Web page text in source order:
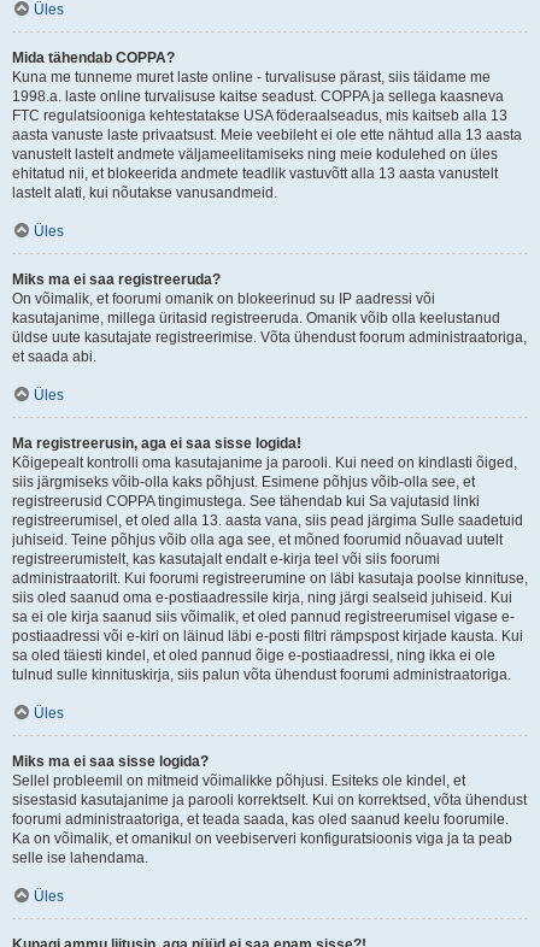
Üles
Mida tähendab COPPA?
Kuna me tunneme muret laste online - turvalisuse pärast, siis täidame me
1998.a. laste online turvalisuse kaitse seadust. COPPA ja sellega kaasneva
FTC regulatsiooniga kehtestatakse USA föderaalseadus, mis kaitseb alla 13
aasta vanuste laste privaatsust. Meie veebileht ei ole ette nähtud alla 13 aasta
vanustelt lastelt andmete väljameelitamiseks ning meie kodulehed on üles
ehitatud nii, et blokeerida andmete teadlik vastuvõtt alla 13 aasta vanustelt
lastelt alati, kui nõutakse vanusandmeid.
Üles
Miks ma ei saa registreeruda?
On võimalik, et foorumi omanik on blokeerinud su IP aadressi või
kasutajanime, millega üritasid registreeruda. Omanik võib olla keelustanud
üldse uute kasutajate registreerimise. Võta ühendust foorum administraatoriga,
et saada abi.
Üles
Ma registreerusin, aga ei saa sisse logida!
Kõigepealt kontrolli oma kasutajanime ja parooli. Kui need on kindlasti õiged,
siis järgmiseks võib-olla kaks põhjust. Esimene põhjus võib-olla see, et
registreerusid COPPA tingimustega. See tähendab kui Sa vajutasid linki
registreerumisel, et oled alla 13. aasta vana, siis pead järgima Sulle saadetuid
juhiseid. Teine põhjus võib olla aga see, et mõned foorumid nõuavad uutelt
registreerumistelt, kas kasutajalt endalt e-kirja teel või siis foorumi
administraatorilt. Kui foorumi registreerumine on läbi kasutaja poolse kinnituse,
siis oled saanud oma e-postiaadressile kirja, ning järgi sealseid juhiseid. Kui
sa ei ole kirja saanud siis võimalik, et oled pannud registreerumisel vigase e-
postiaadressi või e-kiri on läinud läbi e-posti filtri rämpspost kirjade kausta. Kui
sa oled täiesti kindel, et oled pannud õige e-postiaadressi, ning ikka ei ole
tulnud sulle kinnituskirja, siis palun võta ühendust foorumi administraatoriga.
Üles
Miks ma ei saa sisse logida?
Sellel probleemil on mitmeid võimalikke põhjusi. Esiteks ole kindel, et
sisestasid kasutajanime ja parooli korrektselt. Kui on korrektsed, võta ühendust
foorumi administraatoriga, et teada saada, kas oled saanud keelu foorumile.
Ka on võimalik, et omanikul on veebiserveri konfiguratsioonis viga ja ta peab
selle ise lahendama.
Üles